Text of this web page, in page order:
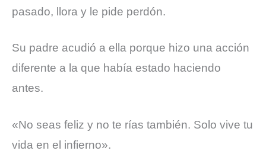
pasado, llora y le pide perdón.
Su padre acudió a ella porque hizo una acción
diferente a la que había estado haciendo
antes.
«No seas feliz y no te rías también. Solo vive tu
vida en el infierno».